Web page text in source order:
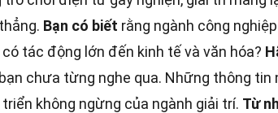
Bạn có biết rằng ngành công
tác động lớn đến kinh tế và văn hóa?
chưa từng nghe qua. Những thông tin
không ngừng của ngành giải trí. Từ